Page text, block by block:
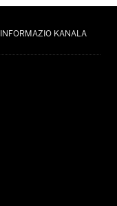
INFORMAZIO KANALA